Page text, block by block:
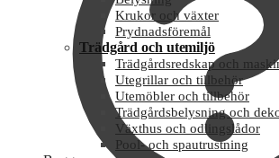
Krukor och växter
Prydnadsföremål
Trädgård och utemiljö
Trädgårdsredskap och
Utegrillar och tillbehör
Utemöbler och tillbehör
Trädgårdsbelysning och
Växthus och odlingslådor
Pool- och spautrustning